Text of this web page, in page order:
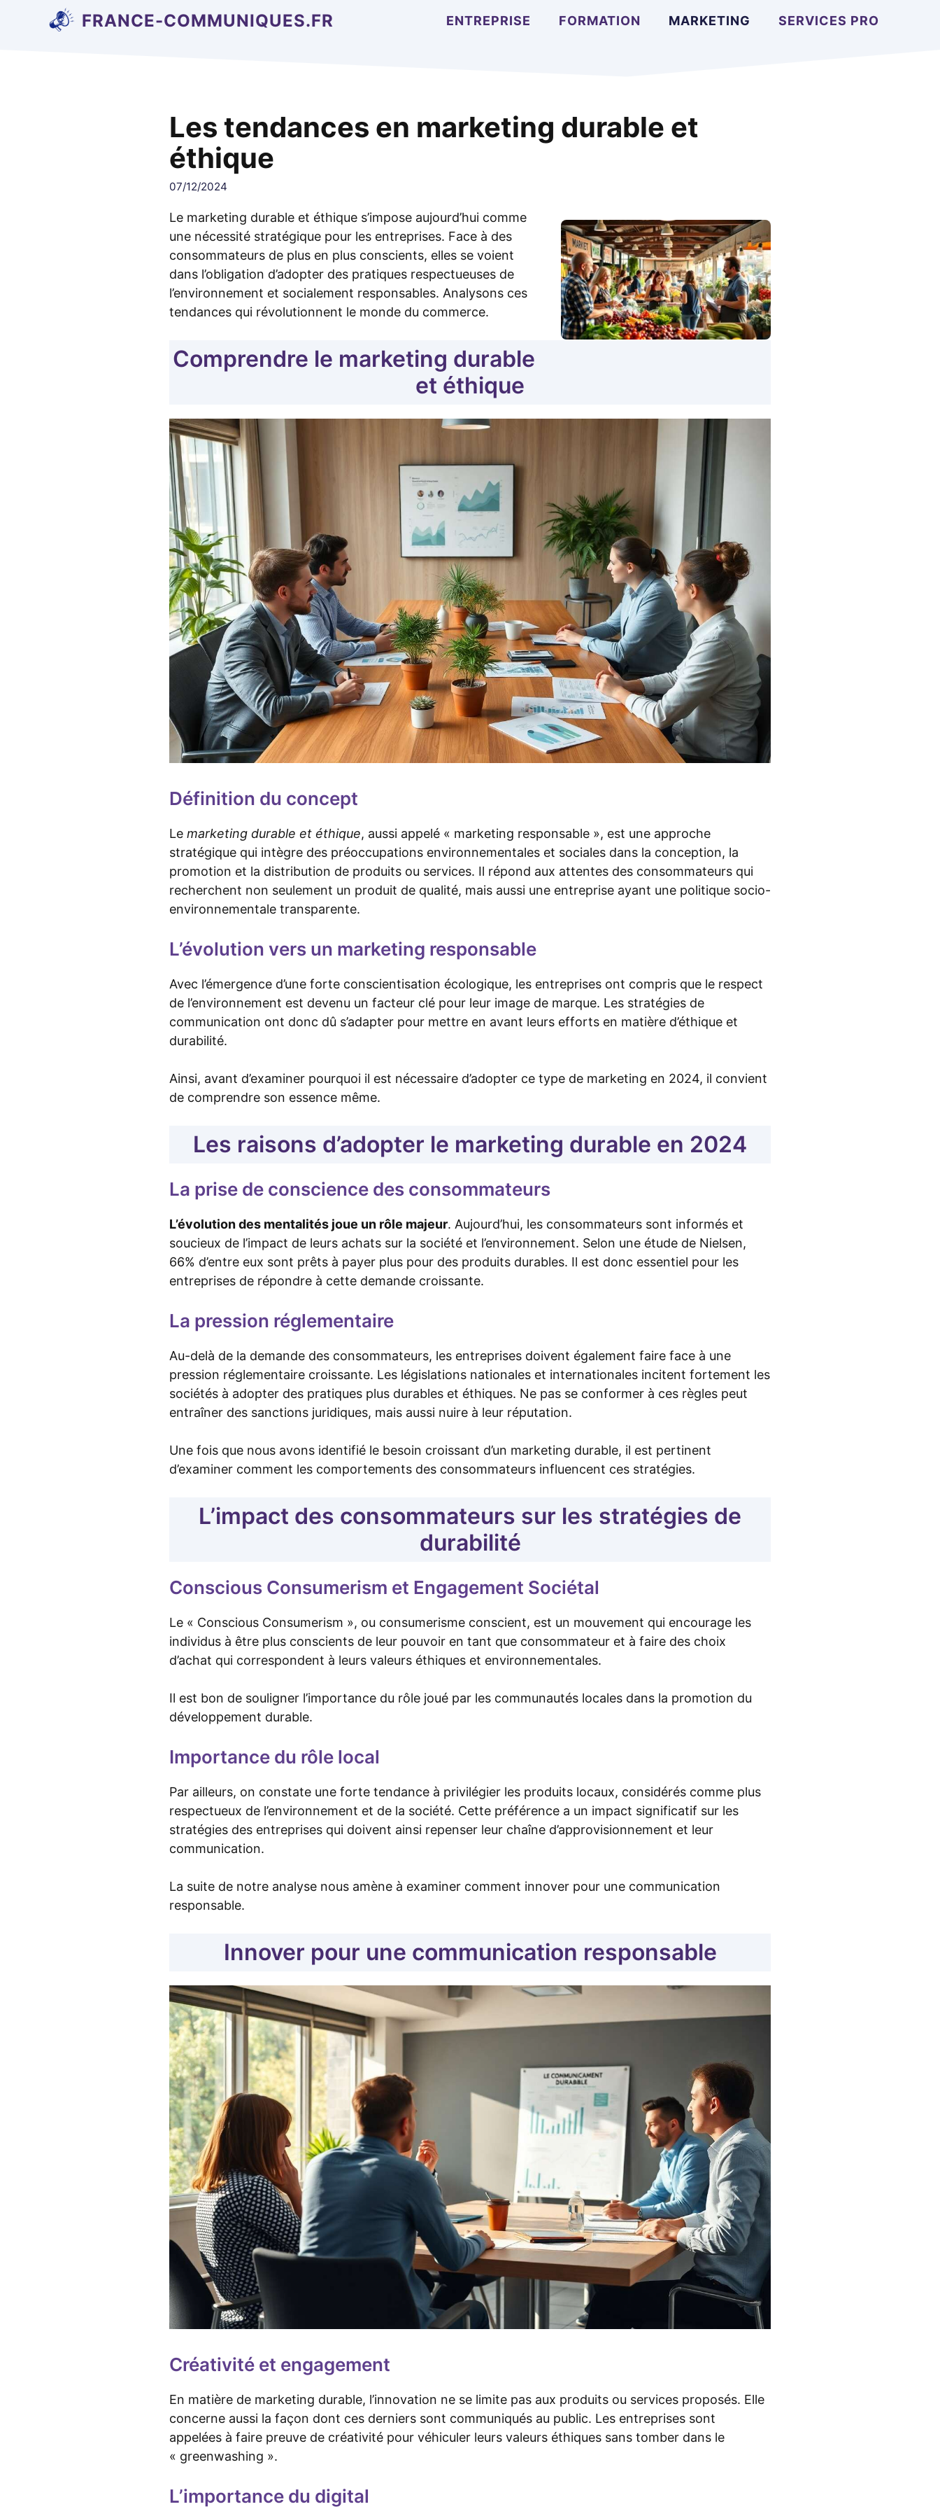
FRANCE-COMMUNIQUES.FR ENTREPRISE FORMATION MARKETING SERVICES PRO
Les tendances en marketing durable et
éthique
07/12/2024
Le marketing durable et éthique s’impose aujourd’hui comme
une nécessité stratégique pour les entreprises. Face à des
consommateurs de plus en plus conscients, elles se voient
dans l’obligation d’adopter des pratiques respectueuses de
l’environnement et socialement responsables. Analysons ces
tendances qui révolutionnent le monde du commerce.
Comprendre le marketing durable
et éthique
Définition du concept
Le marketing durable et éthique, aussi appelé « marketing responsable », est une approche
stratégique qui intègre des préoccupations environnementales et sociales dans la conception, la
promotion et la distribution de produits ou services. Il répond aux attentes des consommateurs qui
recherchent non seulement un produit de qualité, mais aussi une entreprise ayant une politique socio-
environnementale transparente.
L’évolution vers un marketing responsable
Avec l’émergence d’une forte conscientisation écologique, les entreprises ont compris que le respect
de l’environnement est devenu un facteur clé pour leur image de marque. Les stratégies de
communication ont donc dû s’adapter pour mettre en avant leurs efforts en matière d’éthique et
durabilité.
Ainsi, avant d’examiner pourquoi il est nécessaire d’adopter ce type de marketing en 2024, il convient
de comprendre son essence même.
Les raisons d’adopter le marketing durable en 2024
La prise de conscience des consommateurs
L’évolution des mentalités joue un rôle majeur. Aujourd’hui, les consommateurs sont informés et
soucieux de l’impact de leurs achats sur la société et l’environnement. Selon une étude de Nielsen,
66% d’entre eux sont prêts à payer plus pour des produits durables. Il est donc essentiel pour les
entreprises de répondre à cette demande croissante.
La pression réglementaire
Au-delà de la demande des consommateurs, les entreprises doivent également faire face à une
pression réglementaire croissante. Les législations nationales et internationales incitent fortement les
sociétés à adopter des pratiques plus durables et éthiques. Ne pas se conformer à ces règles peut
entraîner des sanctions juridiques, mais aussi nuire à leur réputation.
Une fois que nous avons identifié le besoin croissant d’un marketing durable, il est pertinent
d’examiner comment les comportements des consommateurs influencent ces stratégies.
L’impact des consommateurs sur les stratégies de
durabilité
Conscious Consumerism et Engagement Sociétal
Le « Conscious Consumerism », ou consumerisme conscient, est un mouvement qui encourage les
individus à être plus conscients de leur pouvoir en tant que consommateur et à faire des choix
d’achat qui correspondent à leurs valeurs éthiques et environnementales.
Il est bon de souligner l’importance du rôle joué par les communautés locales dans la promotion du
développement durable.
Importance du rôle local
Par ailleurs, on constate une forte tendance à privilégier les produits locaux, considérés comme plus
respectueux de l’environnement et de la société. Cette préférence a un impact significatif sur les
stratégies des entreprises qui doivent ainsi repenser leur chaîne d’approvisionnement et leur
communication.
La suite de notre analyse nous amène à examiner comment innover pour une communication
responsable.
Innover pour une communication responsable
Créativité et engagement
En matière de marketing durable, l’innovation ne se limite pas aux produits ou services proposés. Elle
concerne aussi la façon dont ces derniers sont communiqués au public. Les entreprises sont
appelées à faire preuve de créativité pour véhiculer leurs valeurs éthiques sans tomber dans le
« greenwashing ».
L’importance du digital